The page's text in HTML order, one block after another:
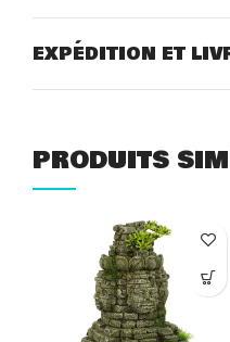
EXPÉDITION ET
PRODUITS